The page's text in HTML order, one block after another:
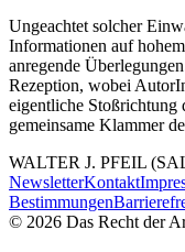
Ungeachtet solcher
Informationen auf
anregende
Rezeption, wobei
eigentliche Stoßrichtung
gemeinsame Klammer
WALTER J. PFEIL
NewsletterKontakt
Bestimmungen
© 2026 Das Recht der